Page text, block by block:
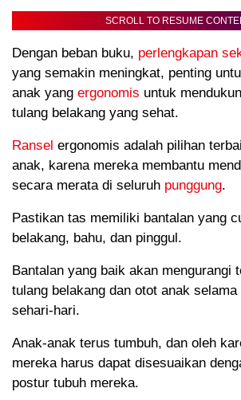
SCROLL TO RESUME
Dengan beban buku, perlengkapan
yang semakin meningkat, penting
anak yang ergonomis untuk
tulang belakang yang sehat.
Ransel ergonomis adalah pilihan
anak, karena mereka membantu
secara merata di seluruh punggung.
Pastikan tas memiliki bantalan yang
belakang, bahu, dan pinggul.
Bantalan yang baik akan mengurangi
tulang belakang dan otot anak selama
sehari-hari.
Anak-anak terus tumbuh, dan oleh
mereka harus dapat disesuaikan
postur tubuh mereka.